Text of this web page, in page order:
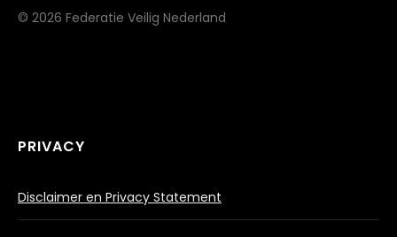
© 2026 Federatie Veilig Nederland
PRIVACY
Disclaimer en Privacy Statement